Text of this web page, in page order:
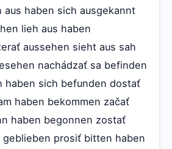
aus haben sich ausgekannt
lieh aus haben
aussehen sieht aus sah
nachádzať sa befinden
haben sich befunden dostať
haben bekommen začať
haben begonnen zostať
prosiť bitten haben